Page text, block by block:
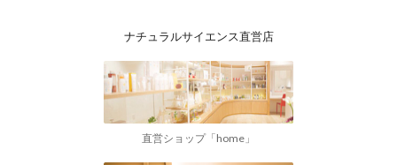
ナチュラルサイエンス直営店
直営ショップ「home」